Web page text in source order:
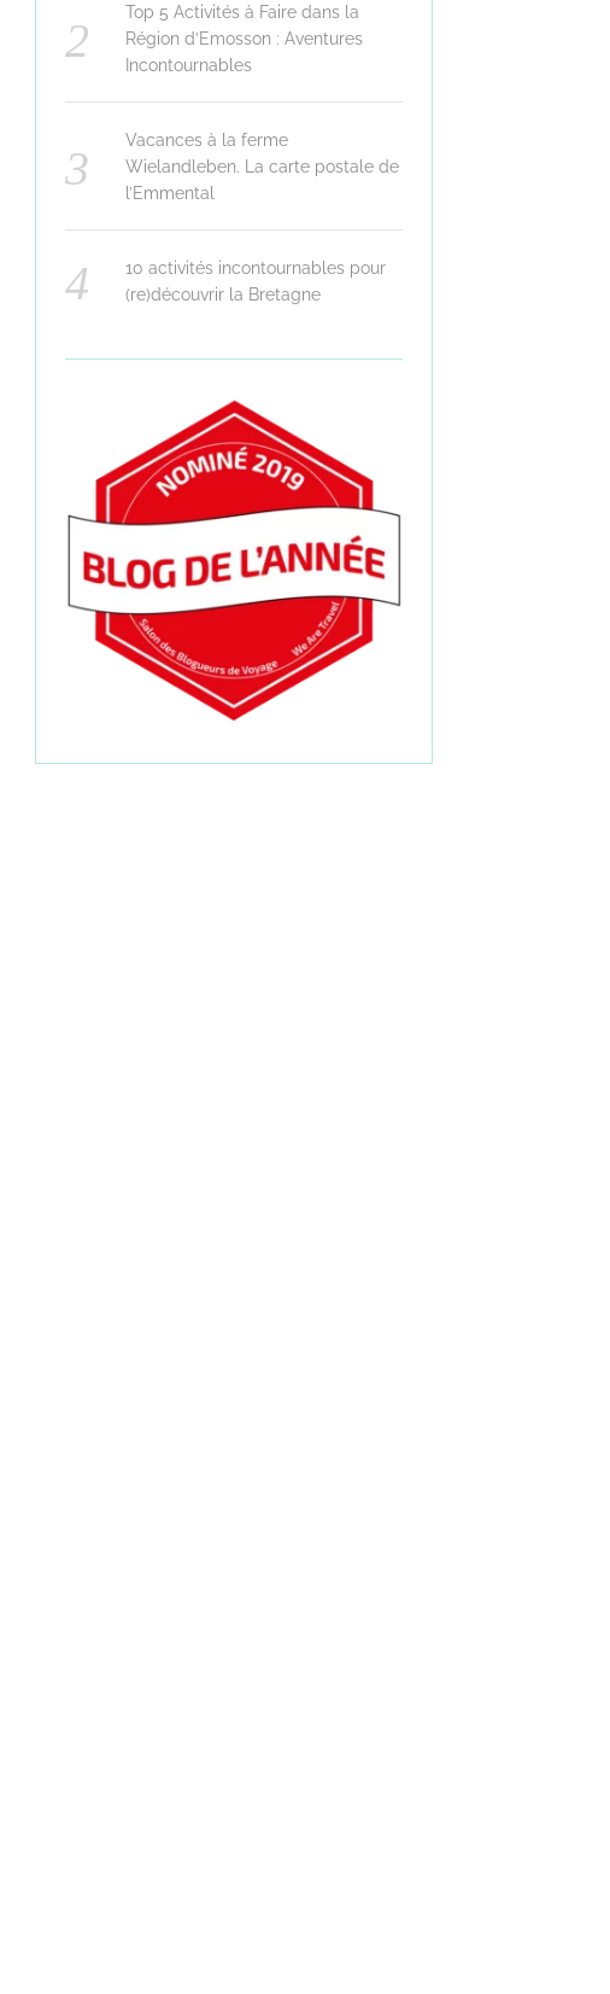
Top 5 Activités à Faire dans la
Région d’Emosson : Aventures
Incontournables
Vacances à la ferme
Wielandleben. La carte postale de
l’Emmental
10 activités incontournables pour
(re)découvrir la Bretagne